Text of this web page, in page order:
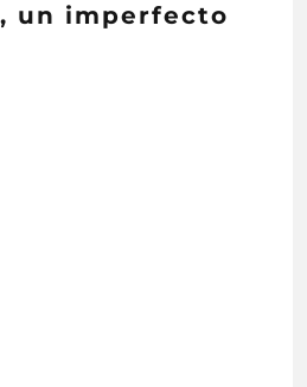
un imperfecto